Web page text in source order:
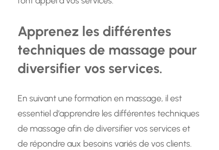
Apprenez les différentes
techniques de massage pour
diversifier vos services.
En suivant une formation en massage, il est
essentiel d’apprendre les différentes techniques
de massage afin de diversifier vos services et
de répondre aux besoins variés de vos clients.